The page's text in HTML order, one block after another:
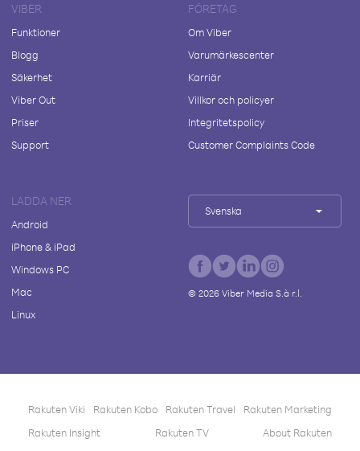
VIBER
Funktioner
Blogg
Säkerhet
Viber Out
Priser
Support
FÖRETAG
Om Viber
Varumärkescenter
Karriär
Villkor och policyer
Integritetspolicy
Customer Complaints Code
LADDA NER
Android
iPhone & iPad
Windows PC
Mac
Linux
Svenska
© 2026Viber Media S.à r.l.
Rakuten Viki Rakuten Kobo Rakuten Travel
Rakuten Marketing
Rakuten Insight
Rakuten TV About Rakuten